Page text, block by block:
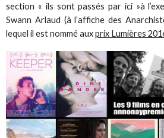
section « ils sont passés par ici »à
Swann Arlaud (à l’affiche des
lequel il est nommé auxprix Lumières